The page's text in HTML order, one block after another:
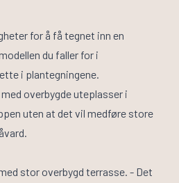
for å få tegnet inn en
du faller for i
i plantegningene.
overbygde uteplasser i
uten at det vil medføre store
stor overbygd terrasse. - Det